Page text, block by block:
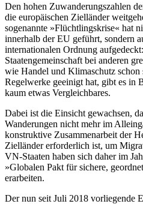
Den hohen Zuwanderungszahlen
die europäischen Zielländer
sogenannte »Flüchtlingskrise« hat
innerhalb der EU ge­führt, sondern
internationalen Ordnung
Staatengemeinschaft bei ande­ren
wie Handel und Klimaschutz schon
Regelwerke geeinigt hat, gibt es in
kaum etwas Vergleichbares.
Dabei ist die Einsicht gewachsen,
Wanderungen nicht mehr im
konstruktive Zusammenarbeit der
Zielländer erforderlich ist, um
VN-Staaten haben sich daher im
»Globalen Pakt für sichere,
erarbeiten.
Der nun seit Juli 2018 vorliegende